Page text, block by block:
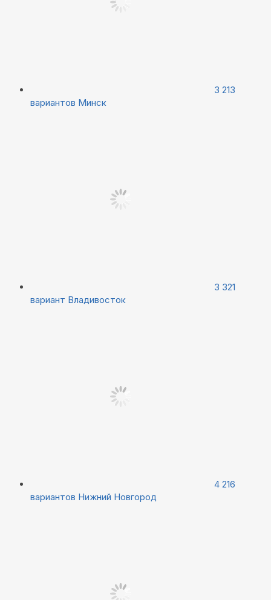
3 213
вариантов Минск
3 321
вариант Владивосток
4 216
вариантов Нижний Новгород